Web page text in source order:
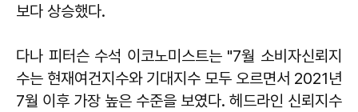
보다 상승했다.
다나 피터슨 수석 이코노미스트는 "7월 소비자신뢰지
수는 현재여건지수와 기대지수 모두 오르면서 2021년
7월 이후 가장 높은 수준을 보였다. 헤드라인 신뢰지수